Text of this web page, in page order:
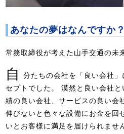
あなたの夢はなんですか？
常務取締役が考えた山手交通の未
自
分たちの会社を「良い会社
セプトでした。 漠然と良い会社
績の良い会社、サービスの良い会
伸びないと色々な設備にお金を回
いとお客様に満足を届けられませ